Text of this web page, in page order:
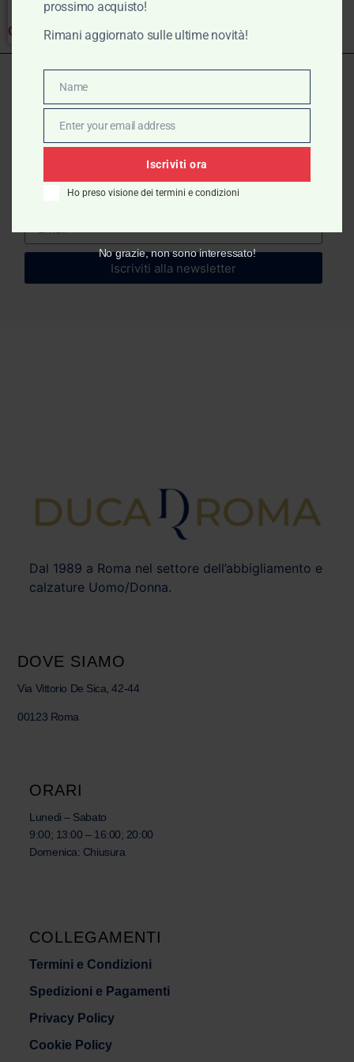
Clear
ISCRIVITI ALLA
NEWSLETTER
Iscriviti alla newsletter
Dal 1989 a Roma nel settore dell’abbigliamento e
calzature Uomo/Donna.
DOVE SIAMO
Via Vittorio De Sica, 42-44
00123 Roma
ORARI
Lunedi – Sabato
9:00; 13:00 – 16:00; 20:00
Domenica: Chiusura
COLLEGAMENTI
Termini e Condizioni
Spedizioni e Pagamenti
Privacy Policy
Cookie Policy
prossimo acquisto!
Rimani aggiornato sulle ultime novità!
Name
Name
Email
Enter your email address
Iscriviti ora
Ho preso visione dei termini e condizioni
No grazie, non sono interessato!